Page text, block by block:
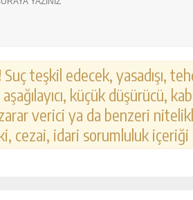
Suç teşkil edecek, yasadışı,
küçük düşürücü,
verici ya da benzeri
cezai, idari sorumluluk